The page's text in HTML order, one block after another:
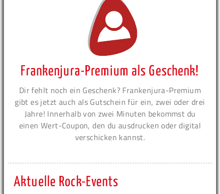
Frankenjura-Premium als Geschenk!
Dir fehlt noch ein Geschenk? Frankenjura-Premium
gibt es jetzt auch als Gutschein für ein, zwei oder drei
Jahre! Innerhalb von zwei Minuten bekommst du
einen Wert-Coupon, den du ausdrucken oder digital
verschicken kannst.
Aktuelle Rock-Events